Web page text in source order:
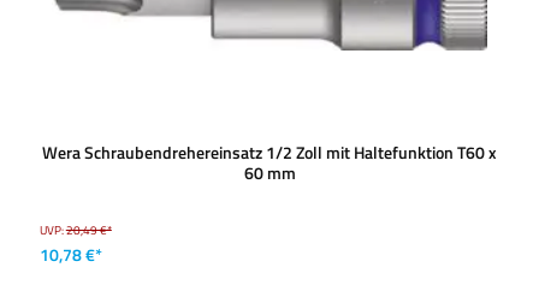
Wera Schraubendrehereinsatz 1/2 Zoll mit Haltefunktion T60 x
60 mm
UVP:20,49 €*
10,78 €*